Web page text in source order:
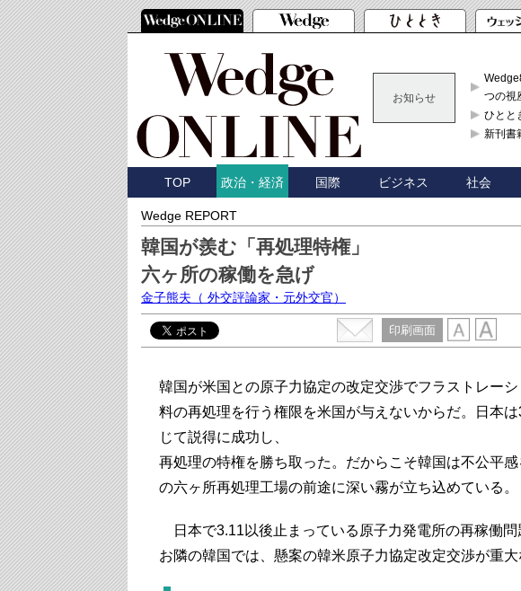
お知らせ
つの視
ひとと
新刊書
TOP 政治・経済 国際 ビジネス 社会
Wedge REPORT
韓国が羨む「再処理特権」
六ヶ所の稼働を急げ
金子熊夫 （ 外交評論家・元外交官）
印刷画面
韓国が米国との原子力協定の改定交渉でフラストレー
料の再処理を行う権限を米国が与えないからだ。日本
じて説得に成功し、
再処理の特権を勝ち取った。だからこそ韓国は不公平
の六ヶ所再処理工場の前途に深い霧が立ち込めている。
日本で3.11以後止まっている原子力発電所の再稼働問
お隣の韓国では、懸案の韓米原子力協定改定交渉が重大